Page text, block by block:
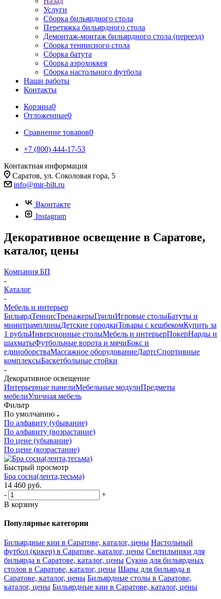
Услуги
Сборка бильярдного стола
Перетяжка бильярдного стола
Демонтаж-монтаж бильярдного стола (переезд)
Сборка теннисного стола
Сборка батута
Сборка аэрохоккея
Сборка настольного футбола
Наши работы
Контакты
Корзина0
Отложенные0
Сравнение товаров0
+7 (800) 444-17-53
Контактная информация
Саратов, ул. Соколовая гора, 5
info@mir-bilt.ru
Вконтакте
Instagram
Декоративное освещение в Саратове,
каталог, цены
Компания БП
-
Каталог
-
Мебель и интерьер
БильярдТеннисТренажерыГрилиИгровые столыБатуты и
минитрамплиныДетские городкиТовары с кешбекомКупить за
1 рубльИнверсионные столыМебель и интерьерПокерНарды и
шахматыФутбольные ворота и мячиБокс и
единоборстваМассажное оборудованиеДартсСпортивные
комплексыБаскетбольные стойки
-
Декоративное освещение
Интерьерные панелиМебельные модулиПредметы
мебелиУличная мебель
Фильтр
По умолчанию
По алфавиту (убывание)
По алфавиту (возрастание)
По цене (убывание)
По цене (возрастание)
Быстрый просмотр
Бра сосна(лента,тесьма)
14 460 руб.
-
+
В корзину
Популярные категории
Бильярдные кии в Саратове, каталог, цены Настольный
футбол (кикер) в Саратове, каталог, цены Светильники для
бильярда в Саратове, каталог, цены Сукно для бильярдных
столов в Саратове, каталог, цены Шары для бильярда в
Саратове, каталог, цены Бильярдные столы в Саратове,
каталог, цены Бильярдные кии в Саратове, каталог, цены